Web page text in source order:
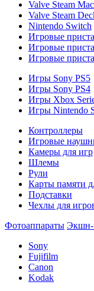
Valve Steam
Valve Steam
Nintendo Switch
Игровые
Игровые
Игровые
Игры Sony PS5
Игры Sony PS4
Игры Xbox
Игры Nintendo
Контроллеры
Игровые
Камеры для игр
Шлемы
Рули
Карты памяти
Подставки
Чехлы для
Фотоаппараты Экшн-
Sony
Fujifilm
Canon
Kodak